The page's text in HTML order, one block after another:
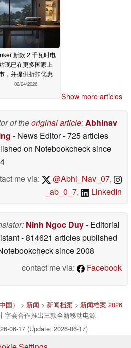
新款 2 千瓦时电
现已在更多国家上
，并提供折扣优惠
02/24/2026
Show more articles
of theoriginal article:Abhinav
- News Editor- 725 articles
on Notebookchecksince
me via:
@Abhi_Nav_07,
_ab_0_7, LinkedIn
Ninh Ngoc Duy- Editorial
- 814621 articles published
since 2008
contact me via:
Facebook
国） > 新闻 > 新闻档案 > 新闻档案 2026
字会合作推出三款全新移动电源
06-17 (Update: 2026-06-17)